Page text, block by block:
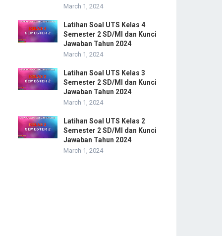
March 1, 2024
Latihan Soal UTS Kelas 4
Semester 2 SD/MI dan Kunci
Jawaban Tahun 2024
March 1, 2024
Latihan Soal UTS Kelas 3
Semester 2 SD/MI dan Kunci
Jawaban Tahun 2024
March 1, 2024
Latihan Soal UTS Kelas 2
Semester 2 SD/MI dan Kunci
Jawaban Tahun 2024
March 1, 2024